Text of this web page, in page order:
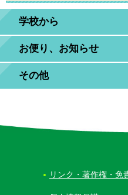
学校から
お便り、お知らせ
その他
リンク・著作権・免